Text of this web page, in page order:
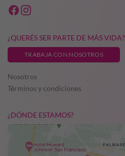
¿QUERÉS SER PARTE DE MÁS VIDA?
TRABAJA CON NOSOTROS
Nosotros
Términos y condiciones
¿DÓNDE ESTAMOS?